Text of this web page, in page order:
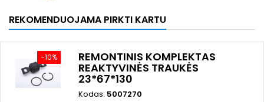
REKOMENDUOJAMA PIRKTI KARTU
−10% REMONTINIS KOMPLEKTAS
REAKTYVINĖS TRAUKĖS
23*67*130
Kodas: 5007270